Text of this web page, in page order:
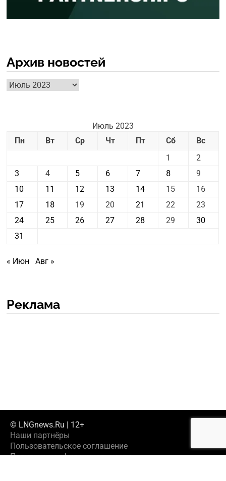
Архив новостей
Архив
новостей
Июль 2023
Пн
Вт Ср Чт Пт Сб
Вс
1
2
3
4 5 6 7 8
9
10
11 12 13 14 15
16
17
18 19 20 21 22
23
24
25 26 27 28 29
30
31
« Июн Авг »
Реклама
© LNGnews.Ru | 12+
Наши партнёры
Пользовательское соглашение
Политика конфиденциальности